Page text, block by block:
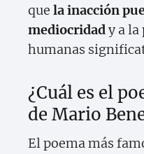
que la inacción
mediocridady a la
humanas
¿Cuál es el
de Mario
El poema más